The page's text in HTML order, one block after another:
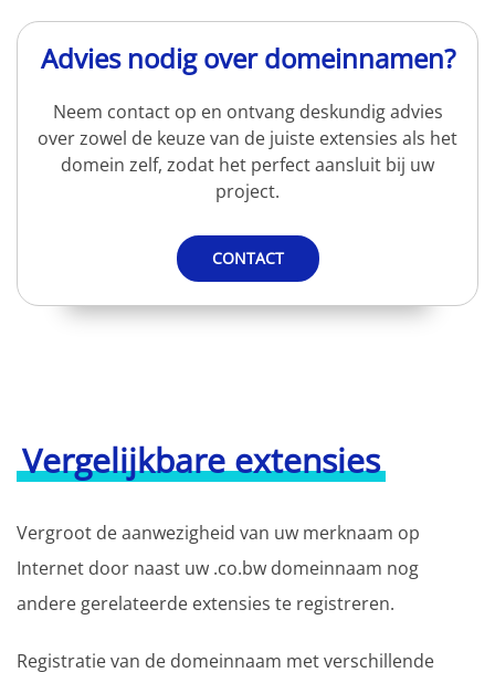
Advies nodig over domeinnamen?
Neem contact op en ontvang deskundig advies
over zowel de keuze van de juiste extensies als het
domein zelf, zodat het perfect aansluit bij uw
project.
CONTACT
Vergelijkbare extensies
Vergroot de aanwezigheid van uw merknaam op
Internet door naast uw .co.bw domeinnaam nog
andere gerelateerde extensies te registreren.
Registratie van de domeinnaam met verschillende